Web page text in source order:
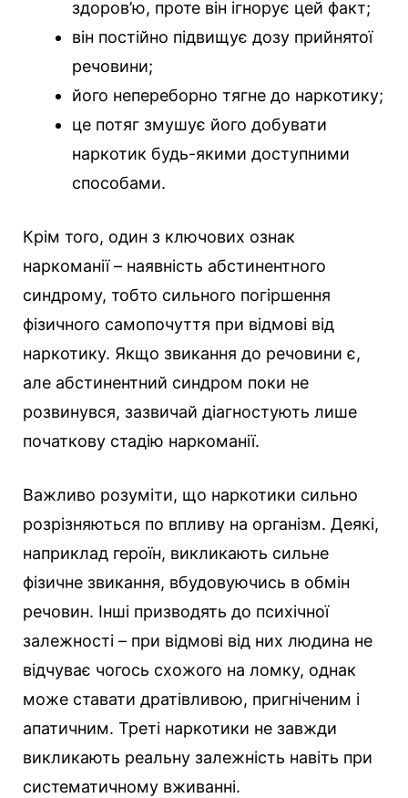
здоров’ю, проте він ігнорує цей факт;
він постійно підвищує дозу прийнятої
речовини;
його непереборно тягне до наркотику;
це потяг змушує його добувати
наркотик будь-якими доступними
способами.
Крім того, один з ключових ознак
наркоманії – наявність абстинентного
синдрому, тобто сильного погіршення
фізичного самопочуття при відмові від
наркотику. Якщо звикання до речовини є,
але абстинентний синдром поки не
розвинувся, зазвичай діагностують лише
початкову стадію наркоманії.
Важливо розуміти, що наркотики сильно
розрізняються по впливу на організм. Деякі,
наприклад героїн, викликають сильне
фізичне звикання, вбудовуючись в обмін
речовин. Інші призводять до психічної
залежності – при відмові від них людина не
відчуває чогось схожого на ломку, однак
може ставати дратівливою, пригніченим і
апатичним. Треті наркотики не завжди
викликають реальну залежність навіть при
систематичному вживанні.